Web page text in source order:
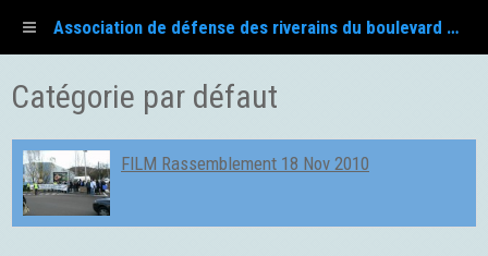
Association de défense des riverains du boulevard Fayol
Catégorie par défaut
FILM Rassemblement 18 Nov 2010